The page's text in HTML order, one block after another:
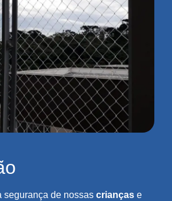
segurança de nossas crianças e